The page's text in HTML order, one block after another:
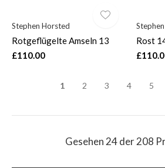
Stephen Horsted
Rotgeflügelte Amseln 13
£110.00
Rost
1 2 3 4 5
Gesehen 24 der 208